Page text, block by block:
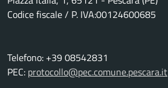
Codice fiscale / P. IVA:00124600685
Telefono: +39 08542831
PEC: protocollo@pec.comune.pescara.it